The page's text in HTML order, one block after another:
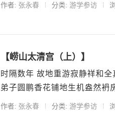
作者: 张永春 分类: 游学参访
【崂山太清宫（上）】
时隔数年 故地重游寂静祥和
弟子圆鹏香花铺地生机盎然袇
作者: 张永春 分类: 游学参访